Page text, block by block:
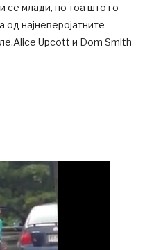
млади, но тоа што го
најневеројатните
Upcott и Dom Smith